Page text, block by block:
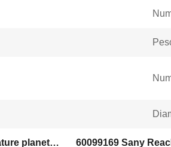
60099169 40Cr attrezzature planetarie 60099169 Sany